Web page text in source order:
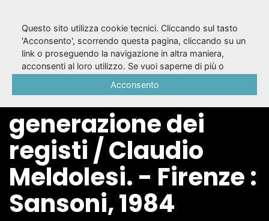
Fondamenti del
teatro italiano : la
generazione dei
registi / Claudio
Meldolesi. - Firenze :
Sansoni, 1984
Questo sito utilizza cookie tecnici. Cliccando sul tasto
'Acconsento', scorrendo questa pagina, cliccando su un
link o proseguendo la navigazione in altra maniera,
acconsenti al loro utilizzo. Se vuoi saperne di più o
Acconsento